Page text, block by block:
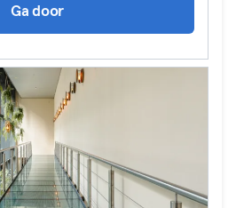
Ga door